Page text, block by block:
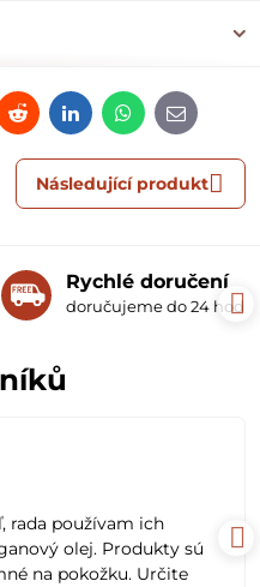
RedditLinkedInWhatsApp
E-
mail
Následující produkt
Rychlé doručení
doručujeme do 24 hodin
rada používam ich
olej. Produkty sú
na pokožku. Určite